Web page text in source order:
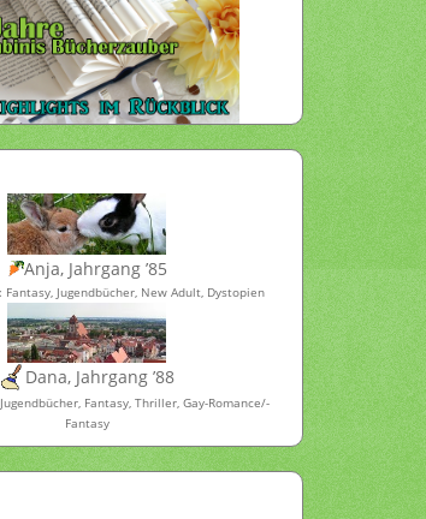
Anja, Jahrgang ’85
Fantasy, Jugendbücher, New Adult, Dystopien
Dana, Jahrgang ’88
Fantasy, Thriller, Gay-Romance/-
Fantasy